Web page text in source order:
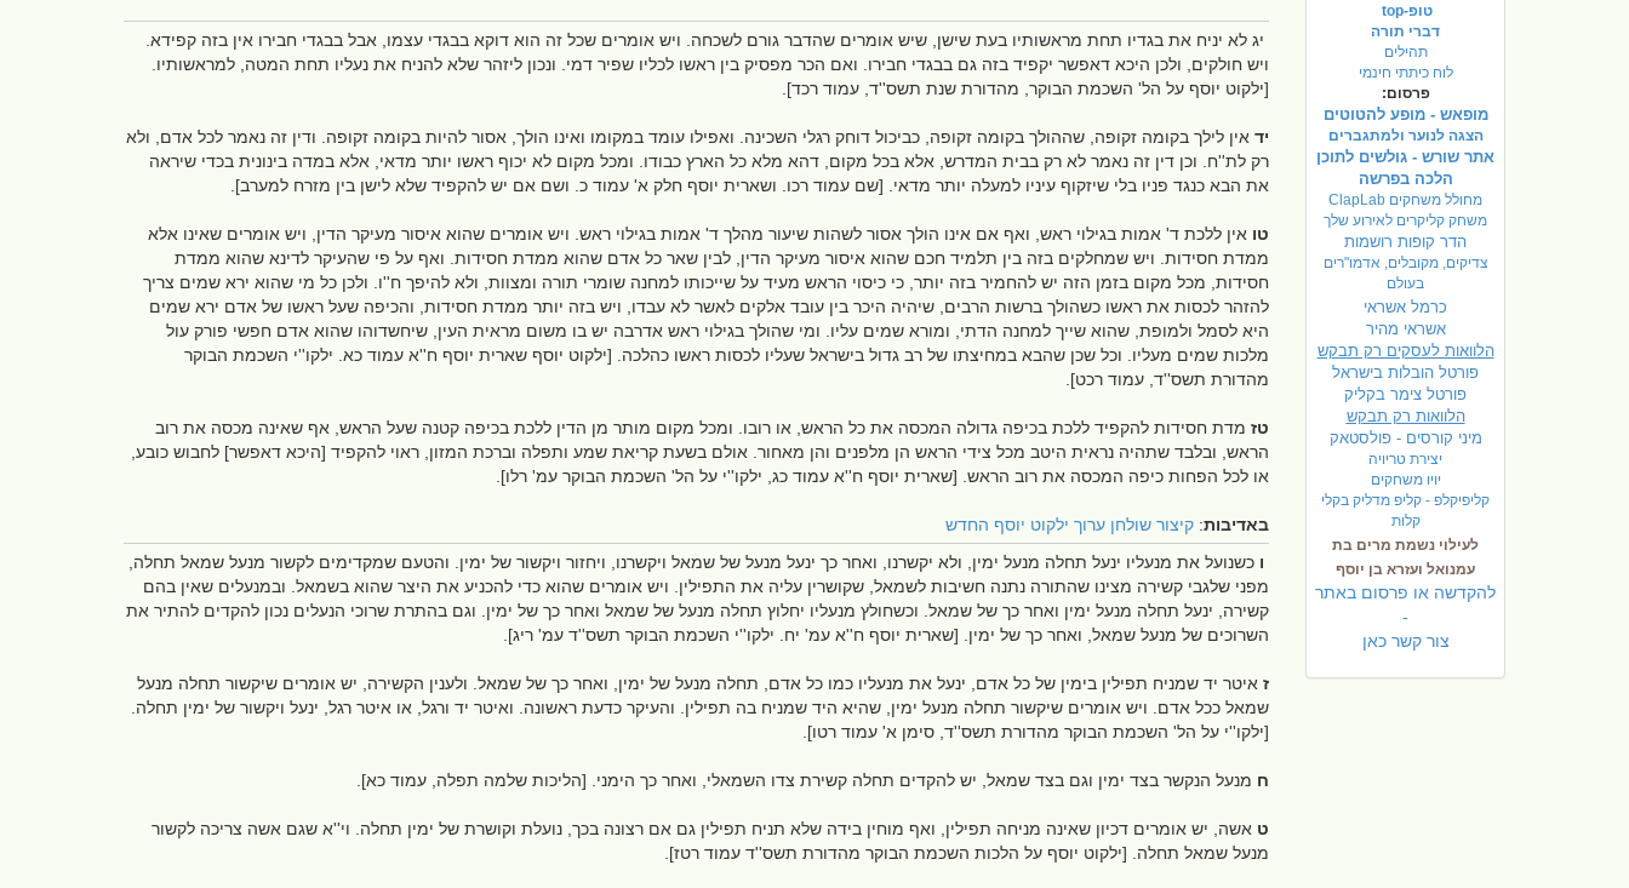
טופ-top
דברי תורה
תהילים
לוח כיתתי חינמי
פרסום:
מופאש - מופע להטוטים
הצגה לנוער ולמתגברים
אתר שורש - גולשים לתוכן
הלכה בפרשה
מחולל משחקים ClapLab
משחק קליקרים לאירוע שלך
הדר קופות רושמות
צדיקים, מקובלים, אדמו"רים
בעולם
כרמל אשראי
אשראי מהיר
הלוואות לעסקים רק תבקש
פורטל הובלות בישראל
פורטל צימר בקליק
הלוואות רק תבקש
מיני קורסים - פולסטאק
יצירת טריויה
יויו משחקים
קליפיקלפ - קליפ מדליק בקלי
קלות
לעילוי נשמת מרים בת
עמנואל ועזרא בן יוסף
להקדשה או פרסום באתר
-
צור קשר כאן
יג לא יניח את בגדיו תחת מראשותיו בעת שישן, שיש אומרים שהדבר גורם לשכחה. ויש אומרים שכל זה הוא דוקא בבגדי עצמו, אבל בבגדי חבירו אין בזה קפידא.
ויש חולקים, ולכן היכא דאפשר יקפיד בזה גם בבגדי חבירו. ואם הכר מפסיק בין ראשו לכליו שפיר דמי. ונכון ליזהר שלא להניח את נעליו תחת המטה, למראשותיו.
[ילקוט יוסף על הל' השכמת הבוקר, מהדורת שנת תשס''ד, עמוד רכד].
יד אין לילך בקומה זקופה, שההולך בקומה זקופה, כביכול דוחק רגלי השכינה. ואפילו עומד במקומו ואינו הולך, אסור להיות בקומה זקופה. ודין זה נאמר לכל אדם, ולא
רק לת''ח. וכן דין זה נאמר לא רק בבית המדרש, אלא בכל מקום, דהא מלא כל הארץ כבודו. ומכל מקום לא יכוף ראשו יותר מדאי, אלא במדה בינונית בכדי שיראה
את הבא כנגד פניו בלי שיזקוף עיניו למעלה יותר מדאי. [שם עמוד רכו. ושארית יוסף חלק א' עמוד כ. ושם אם יש להקפיד שלא לישן בין מזרח למערב].
טו אין ללכת ד' אמות בגילוי ראש, ואף אם אינו הולך אסור לשהות שיעור מהלך ד' אמות בגילוי ראש. ויש אומרים שהוא איסור מעיקר הדין, ויש אומרים שאינו אלא
ממדת חסידות. ויש שמחלקים בזה בין תלמיד חכם שהוא איסור מעיקר הדין, לבין שאר כל אדם שהוא ממדת חסידות. ואף על פי שהעיקר לדינא שהוא ממדת
חסידות, מכל מקום בזמן הזה יש להחמיר בזה יותר, כי כיסוי הראש מעיד על שייכותו למחנה שומרי תורה ומצוות, ולא להיפך ח''ו. ולכן כל מי שהוא ירא שמים צריך
להזהר לכסות את ראשו כשהולך ברשות הרבים, שיהיה היכר בין עובד אלקים לאשר לא עבדו, ויש בזה יותר ממדת חסידות, והכיפה שעל ראשו של אדם ירא שמים
היא לסמל ולמופת, שהוא שייך למחנה הדתי, ומורא שמים עליו. ומי שהולך בגילוי ראש אדרבה יש בו משום מראית העין, שיחשדוהו שהוא אדם חפשי פורק עול
מלכות שמים מעליו. וכל שכן שהבא במחיצתו של רב גדול בישראל שעליו לכסות ראשו כהלכה. [ילקוט יוסף שארית יוסף ח''א עמוד כא. ילקו''י השכמת הבוקר
מהדורת תשס''ד, עמוד רכט].
טז מדת חסידות להקפיד ללכת בכיפה גדולה המכסה את כל הראש, או רובו. ומכל מקום מותר מן הדין ללכת בכיפה קטנה שעל הראש, אף שאינה מכסה את רוב
הראש, ובלבד שתהיה נראית היטב מכל צידי הראש הן מלפנים והן מאחור. אולם בשעת קריאת שמע ותפלה וברכת המזון, ראוי להקפיד [היכא דאפשר] לחבוש כובע,
או לכל הפחות כיפה המכסה את רוב הראש. [שארית יוסף ח''א עמוד כג, ילקו''י על הל' השכמת הבוקר עמ' רלו].
באדיבות: קיצור שולחן ערוך ילקוט יוסף החדש
ו כשנועל את מנעליו ינעל תחלה מנעל ימין, ולא יקשרנו, ואחר כך ינעל מנעל של שמאל ויקשרנו, ויחזור ויקשור של ימין. והטעם שמקדימים לקשור מנעל שמאל תחלה,
מפני שלגבי קשירה מצינו שהתורה נתנה חשיבות לשמאל, שקושרין עליה את התפילין. ויש אומרים שהוא כדי להכניע את היצר שהוא בשמאל. ובמנעלים שאין בהם
קשירה, ינעל תחלה מנעל ימין ואחר כך של שמאל. וכשחולץ מנעליו יחלוץ תחלה מנעל של שמאל ואחר כך של ימין. וגם בהתרת שרוכי הנעלים נכון להקדים להתיר את
השרוכים של מנעל שמאל, ואחר כך של ימין. [שארית יוסף ח''א עמ' יח. ילקו''י השכמת הבוקר תשס''ד עמ' ריג].
ז איטר יד שמניח תפילין בימין של כל אדם, ינעל את מנעליו כמו כל אדם, תחלה מנעל של ימין, ואחר כך של שמאל. ולענין הקשירה, יש אומרים שיקשור תחלה מנעל
שמאל ככל אדם. ויש אומרים שיקשור תחלה מנעל ימין, שהיא היד שמניח בה תפילין. והעיקר כדעת ראשונה. ואיטר יד ורגל, או איטר רגל, ינעל ויקשור של ימין תחלה.
[ילקו''י על הל' השכמת הבוקר מהדורת תשס''ד, סימן א' עמוד רטו].
ח מנעל הנקשר בצד ימין וגם בצד שמאל, יש להקדים תחלה קשירת צדו השמאלי, ואחר כך הימני. [הליכות שלמה תפלה, עמוד כא].
ט אשה, יש אומרים דכיון שאינה מניחה תפילין, ואף מוחין בידה שלא תניח תפילין גם אם רצונה בכך, נועלת וקושרת של ימין תחלה. וי''א שגם אשה צריכה לקשור
מנעל שמאל תחלה. [ילקוט יוסף על הלכות השכמת הבוקר מהדורת תשס''ד עמוד רטז].